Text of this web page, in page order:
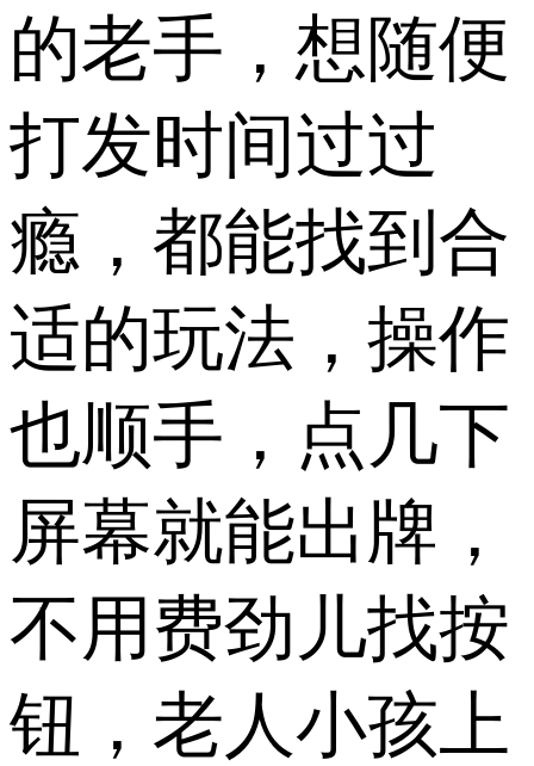
的老手，想随便
打发时间过过
瘾，都能找到合
适的玩法，操作
也顺手，点几下
屏幕就能出牌，
不用费劲儿找按
钮，老人小孩上